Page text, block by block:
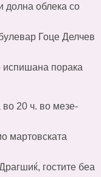
долнa облека со
Гоце Делчев
испишана порака
20 ч. во мезе-
мартовската
гостите беа